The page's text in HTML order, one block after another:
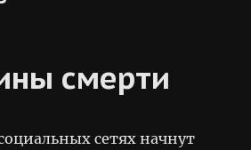
смерти
сетях начнут